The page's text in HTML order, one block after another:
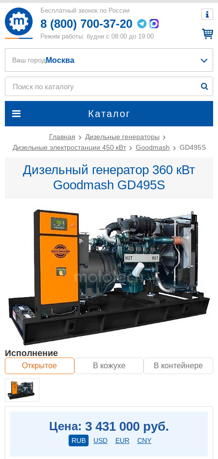
Бесплатный звонок по России
8 (800) 700-37-20
Режим работы: будни с 08:00 до 19:00
Каталог
Ваш город Москва
Главная
Дизельные генераторы
Дизельные электростанции 450 кВт
Goodmash GD495S
Дизельный генератор 360 кВт
Goodmash GD495S
Исполнение
Открытое В кожухе В контейнере
Цена: 3 431 000 руб.
RUB USD EUR CNY